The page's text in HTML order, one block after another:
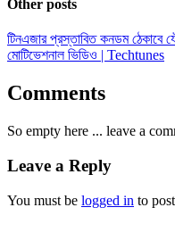
Other posts
টিনএজার প্রস্তাবিত কনডম ঠেকাবে
মোটিভেশনাল ভিডিও | Techtunes
Comments
So empty here ... leave a
Leave a Reply
You must be logged in to